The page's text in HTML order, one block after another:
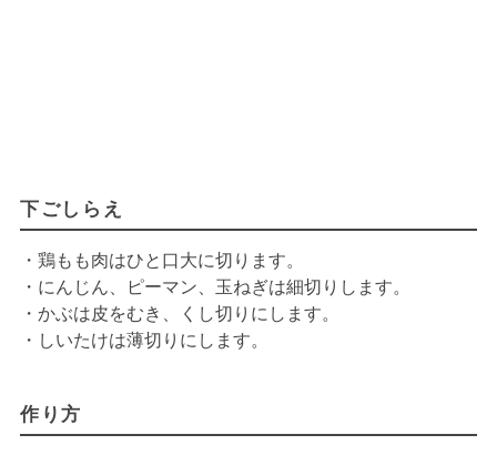
下ごしらえ
・鶏もも肉はひと口大に切ります。
・にんじん、ピーマン、玉ねぎは細切りします。
・かぶは皮をむき、くし切りにします。
・しいたけは薄切りにします。
作り方